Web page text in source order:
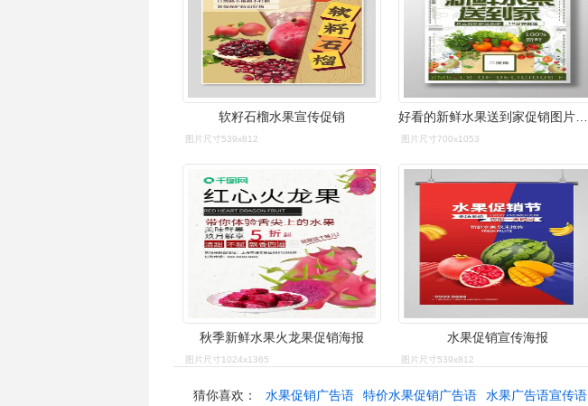
软籽石榴水果宣传促销
图片尺寸539x812
好看的新鲜水果送到家促销图片素材免费下载,本次作品主题是广告设计
图片尺寸700x1053
秋季新鲜水果火龙果促销海报
图片尺寸1024x1365
水果促销宣传海报
图片尺寸539x812
猜你喜欢： 水果促销广告语 特价水果促销广告语 水果广告语宣传语